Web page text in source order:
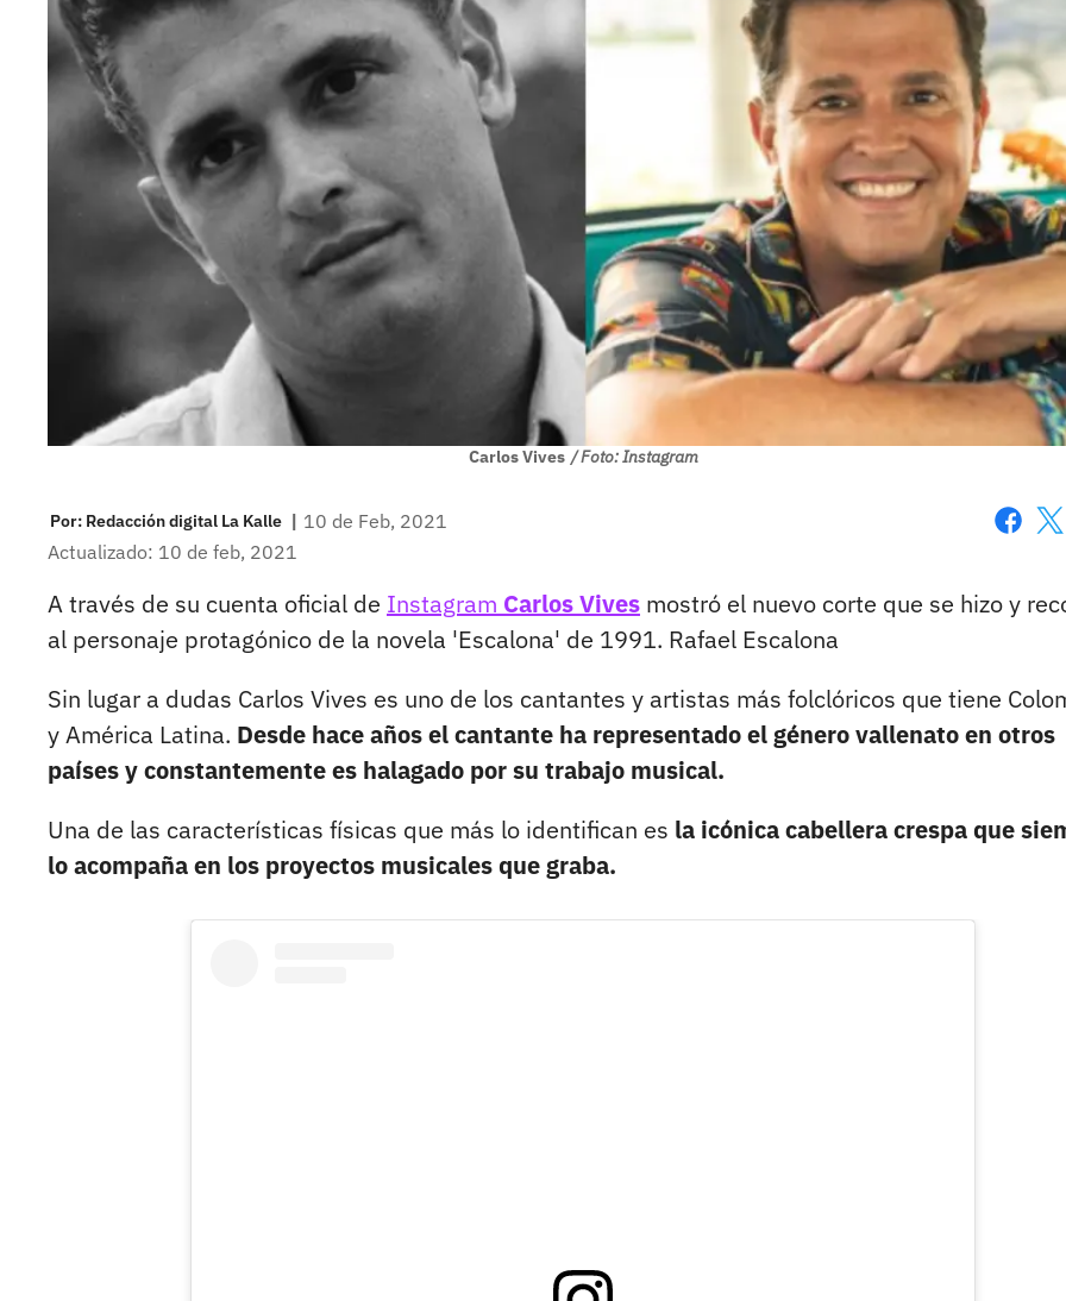
Carlos Vives / Foto: Instagram
Por: Redacción digital La Kalle | 10 de Feb, 2021
Actualizado: 10 de feb, 2021
A través de su cuenta oficial de Instagram Carlos Vives mostró el nuevo corte que se hizo y
al personaje protagónico de la novela 'Escalona' de 1991. Rafael Escalona
Sin lugar a dudas Carlos Vives es uno de los cantantes y artistas más folclóricos que tiene
y América Latina. Desde hace años el cantante ha representado el género vallenato en otros
países y constantemente es halagado por su trabajo musical.
Una de las características físicas que más lo identifican es la icónica cabellera crespa que
lo acompaña en los proyectos musicales que graba.